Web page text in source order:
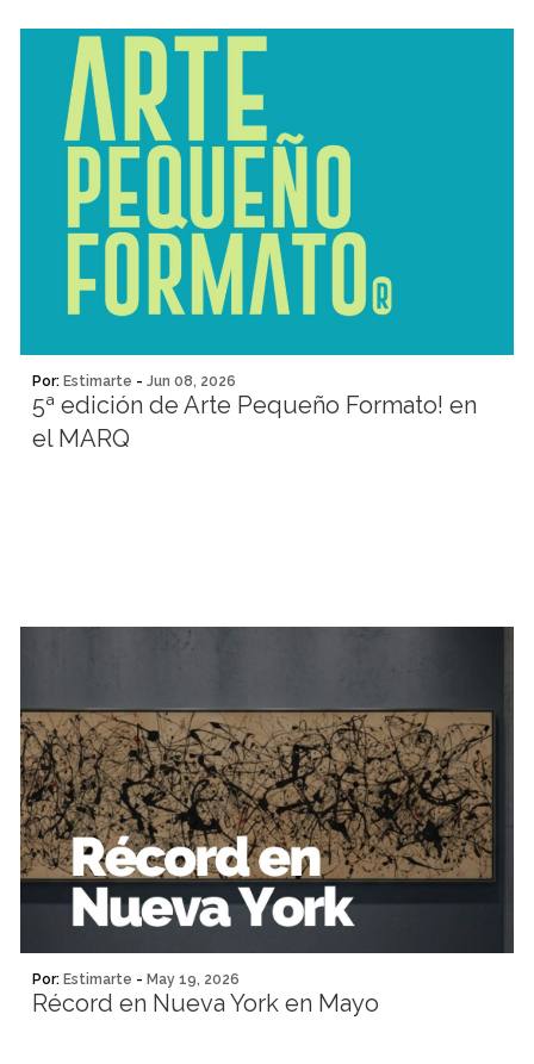
Por: Estimarte - Jun 08, 2026
5ª edición de Arte Pequeño Formato! en
el MARQ
Por: Estimarte - May 19, 2026
Récord en Nueva York en Mayo